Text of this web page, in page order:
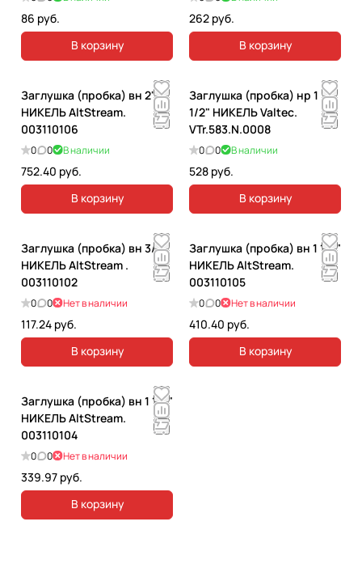
86 руб.
В корзину
262 руб.
В корзину
Заглушка (пробка) вн 2"
НИКЕЛЬ AltStream.
003110106
0 0 В наличии
752.40 руб.
В корзину
Заглушка (пробка) нр 1
1/2" НИКЕЛЬ Valtec.
VTr.583.N.0008
0 0 В наличии
528 руб.
В корзину
Заглушка (пробка) вн 3/4"
НИКЕЛЬ AltStream .
003110102
0 0 Нет в наличии
117.24 руб.
В корзину
Заглушка (пробка) вн 1 1/2"
НИКЕЛЬ AltStream.
003110105
0 0 Нет в наличии
410.40 руб.
В корзину
Заглушка (пробка) вн 1 1/4"
НИКЕЛЬ AltStream.
003110104
0 0 Нет в наличии
339.97 руб.
В корзину